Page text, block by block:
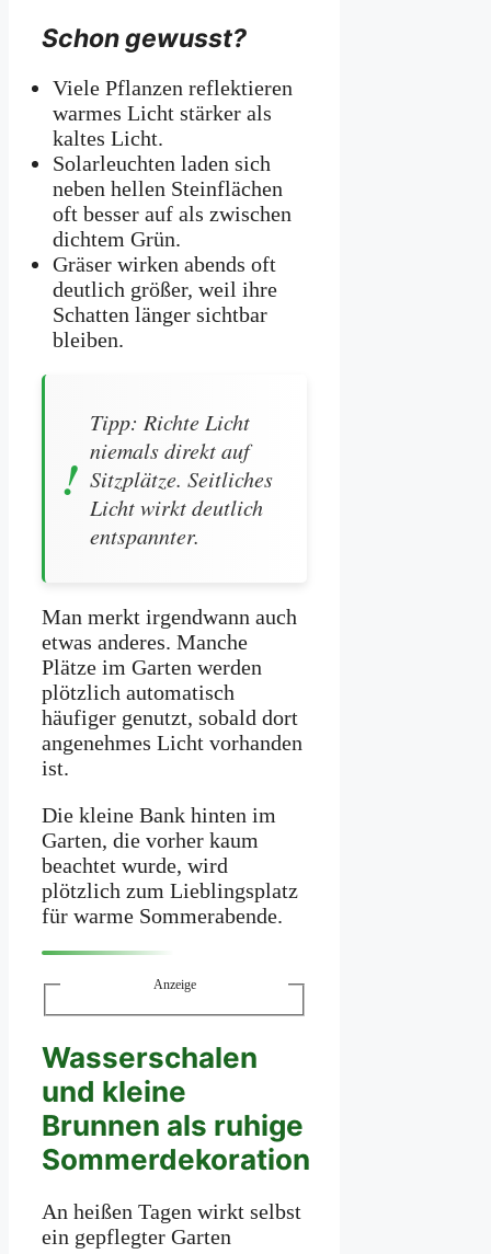
Schon gewusst?
Viele Pflanzen reflektieren
warmes Licht stärker als
kaltes Licht.
Solarleuchten laden sich
neben hellen Steinflächen
oft besser auf als zwischen
dichtem Grün.
Gräser wirken abends oft
deutlich größer, weil ihre
Schatten länger sichtbar
bleiben.
Tipp: Richte Licht
niemals direkt auf
Sitzplätze. Seitliches
Licht wirkt deutlich
entspannter.
Man merkt irgendwann auch
etwas anderes. Manche
Plätze im Garten werden
plötzlich automatisch
häufiger genutzt, sobald dort
angenehmes Licht vorhanden
ist.
Die kleine Bank hinten im
Garten, die vorher kaum
beachtet wurde, wird
plötzlich zum Lieblingsplatz
für warme Sommerabende.
Anzeige
Wasserschalen
und kleine
Brunnen als ruhige
Sommerdekoration
An heißen Tagen wirkt selbst
ein gepflegter Garten